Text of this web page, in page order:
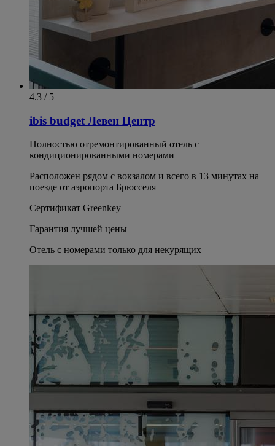
4.3 / 5
ibis budget Левен Центр
Полностью отремонтированный отель с
кондиционированными номерами
Расположен рядом с вокзалом и всего в 13 минутах на
поезде от аэропорта Брюсселя
Сертификат Greenkey
Гарантия лучшей цены
Отель с номерами только для некурящих